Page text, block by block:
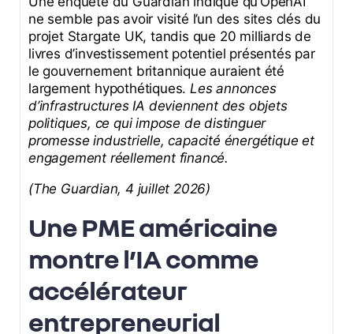
ne semble pas avoir visité l’un des sites clés du
projet Stargate UK, tandis que 20 milliards de
livres d’investissement potentiel présentés par
le gouvernement britannique auraient été
largement hypothétiques. Les annonces
d’infrastructures IA deviennent des objets
politiques, ce qui impose de distinguer
promesse industrielle, capacité énergétique et
engagement réellement financé.
(The Guardian, 4 juillet 2026)
Une PME américaine
montre l’IA comme
accélérateur
entrepreneurial